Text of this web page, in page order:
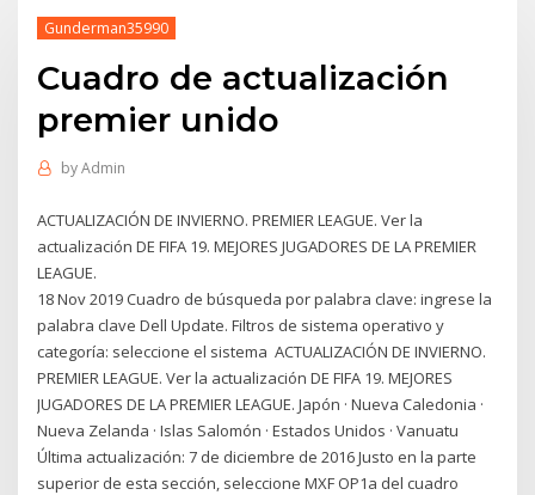
Gunderman35990
Cuadro de actualización
premier unido
byAdmin
ACTUALIZACIÓN DE INVIERNO. PREMIER LEAGUE. Ver la
actualización DE FIFA 19. MEJORES JUGADORES DE LA PREMIER
LEAGUE.
18 Nov 2019 Cuadro de búsqueda por palabra clave: ingrese la
palabra clave Dell Update. Filtros de sistema operativo y
categoría: seleccione el sistema ACTUALIZACIÓN DE INVIERNO.
PREMIER LEAGUE. Ver la actualización DE FIFA 19. MEJORES
JUGADORES DE LA PREMIER LEAGUE. Japón · Nueva Caledonia ·
Nueva Zelanda · Islas Salomón · Estados Unidos · Vanuatu
Última actualización: 7 de diciembre de 2016 Justo en la parte
superior de esta sección, seleccione MXF OP1a del cuadro